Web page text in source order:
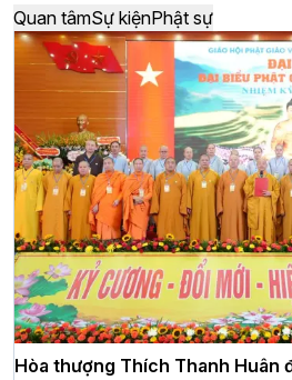
Quan tâmSự kiệnPhật sự
Hòa thượng Thích Thanh Huân